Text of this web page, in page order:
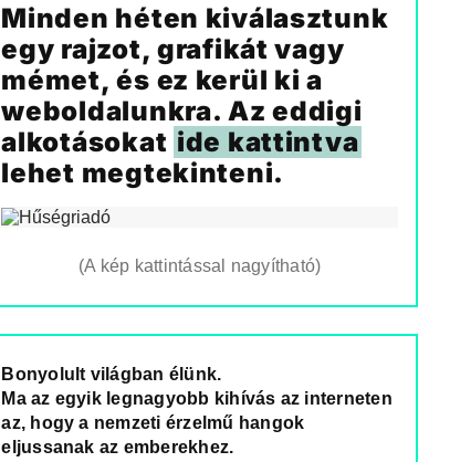
Minden héten kiválasztunk
egy rajzot, grafikát vagy
mémet, és ez kerül ki a
weboldalunkra. Az eddigi
alkotásokat ide kattintva
lehet megtekinteni.
(A kép kattintással nagyítható)
Bonyolult világban élünk.
Ma az egyik legnagyobb kihívás az interneten
az, hogy a nemzeti érzelmű hangok
eljussanak az emberekhez.